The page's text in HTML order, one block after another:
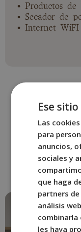
• Productos de
• Secador de
• Internet WiFI
que
Ese
Las
para
anuncios,
sociales y
que haga
partners
análisis
les haya